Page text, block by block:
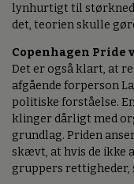
lynhurtigt til
det, teorien skulle
Copenhagen Pride
Det er også klart, at
afgående forperson
politiske forståelse.
klinger dårligt med
grundlag. Priden
skævt, at hvis de
gruppers rettigheder,